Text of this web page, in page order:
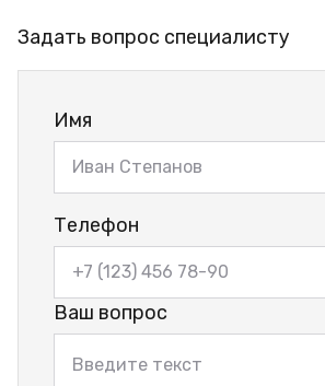
Задать вопрос специалисту
Имя
Телефон
Ваш вопрос